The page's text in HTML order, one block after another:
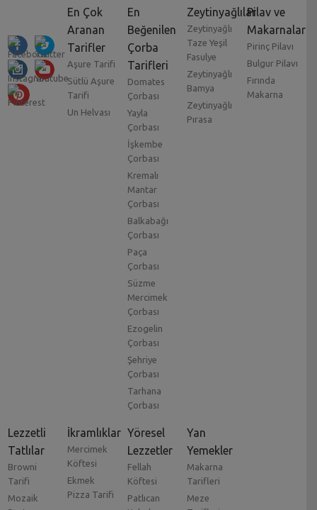
En Çok
Aranan
Tarifler
Aşure Tarifi
Sütlü Aşure
Tarifi
Un Helvası
En
Beğenilen
Çorba
Tarifleri
Domates
Çorbası
Yayla
Çorbası
İşkembe
Çorbası
Kremalı
Mantar
Çorbası
Balkabağı
Çorbası
Paça
Çorbası
Süzme
Mercimek
Çorbası
Ezogelin
Çorbası
Şehriye
Çorbası
Tarhana
Çorbası
Zeytinyağlılar
Zeytinyağlı
Taze Yeşil
Fasulye
Zeytinyağlı
Bamya
Zeytinyağlı
Pırasa
Pilav ve
Makarnalar
Pirinç Pilavı
Bulgur Pilavı
Fırında
Makarna
Lezzetli
Tatlılar
Browni
Tarifi
Mozaik
İkramlıklar
Mercimek
Köftesi
Ekmek
Pizza Tarifi
Yöresel
Lezzetler
Fellah
Köftesi
Patlıcan
Yan
Yemekler
Makarna
Tarifleri
Meze